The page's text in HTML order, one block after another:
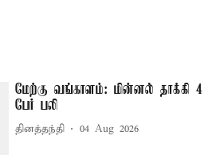
மேற்கு வங்காளம்: மின்னல் தாக்கி 4
பேர் பலி
தினத்தந்தி 04 Aug 2026